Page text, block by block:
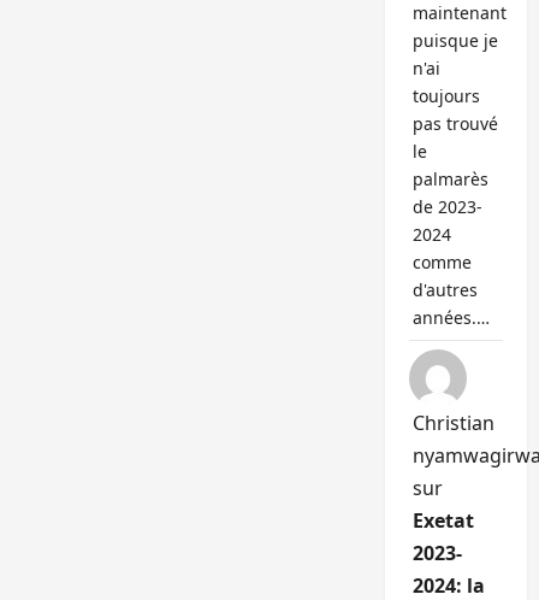
maintenant
puisque je
n'ai
toujours
pas trouvé
le
palmarès
de 2023-
2024
comme
d'autres
années.…
Christian
sur
Exetat
2023-
2024: la